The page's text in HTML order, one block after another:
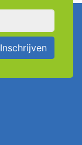
Inschrijven